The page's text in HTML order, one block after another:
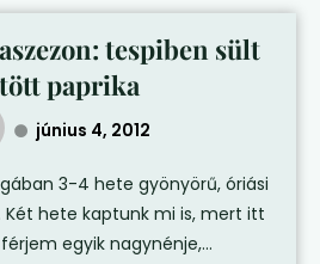
tespiben sült
paprika
június 4, 2012
3-4 hete gyönyörű, óriási
Két hete kaptunk mi is, mert itt
egyik nagynénje,...